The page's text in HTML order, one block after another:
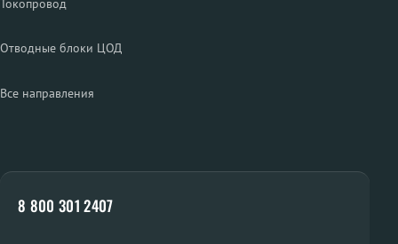
Отводные блоки ЦОД
Все направления
8 800 301 2407